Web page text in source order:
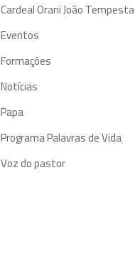
Cardeal Orani João Tempesta
Eventos
Formações
Notícias
Papa
Programa Palavras de Vida
Voz do pastor